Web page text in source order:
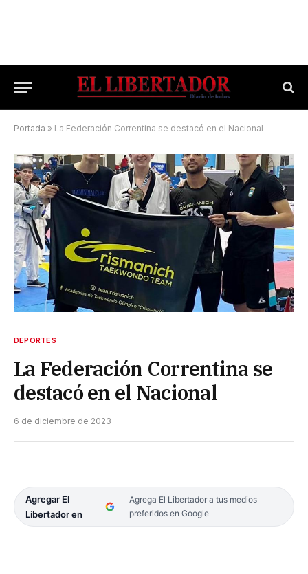
Portada » La Federación Correntina se destacó en el Nacional
DEPORTES
La Federación Correntina se
destacó en el Nacional
6 de diciembre de 2023
Agregar El
Libertador en
Agrega El Libertador a tus medios
preferidos en Google